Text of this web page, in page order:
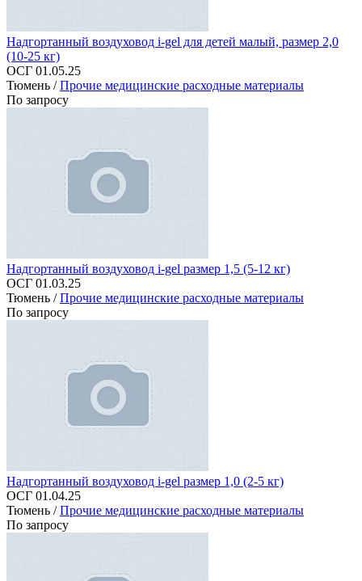
Надгортанный воздуховод i-gel для детей малый, размер 2,0
(10-25 кг)
ОСГ 01.05.25
Тюмень /Прочие медицинские расходные материалы
По запросу
Надгортанный воздуховод i-gel размер 1,5 (5-12 кг)
ОСГ 01.03.25
Тюмень /Прочие медицинские расходные материалы
По запросу
Надгортанный воздуховод i-gel размер 1,0 (2-5 кг)
ОСГ 01.04.25
Тюмень /Прочие медицинские расходные материалы
По запросу